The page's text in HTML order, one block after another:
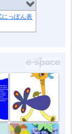
にっぽん表
草原タクシー
しちのすけa